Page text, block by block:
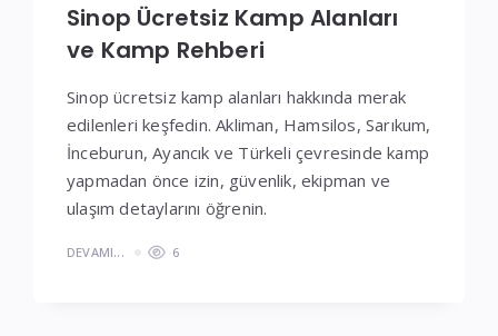
Sinop Ücretsiz Kamp Alanları
ve Kamp Rehberi
Sinop ücretsiz kamp alanları hakkında merak
edilenleri keşfedin. Akliman, Hamsilos, Sarıkum,
İnceburun, Ayancık ve Türkeli çevresinde kamp
yapmadan önce izin, güvenlik, ekipman ve
ulaşım detaylarını öğrenin.
DEVAMI... 6